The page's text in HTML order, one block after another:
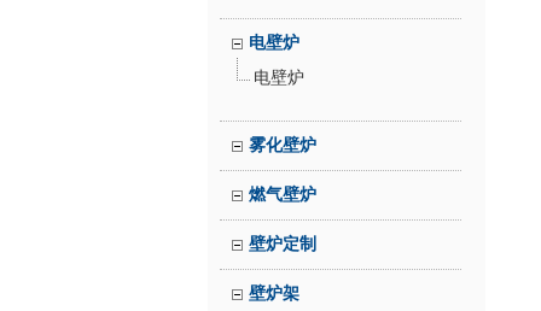
电壁炉
电壁炉
雾化壁炉
燃气壁炉
壁炉定制
壁炉架